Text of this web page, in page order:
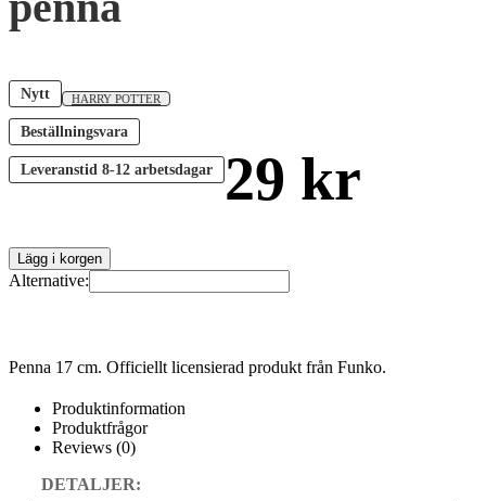
Nytt
Beställningsvara
Leveranstid 8-12 arbetsdagar
HARRY POTTER
29 kr
Lägg i korgen
Alternative:
Penna 17 cm. Officiellt licensierad produkt från Funko.
Produktinformation
Produktfrågor
Reviews (0)
DETALJER: